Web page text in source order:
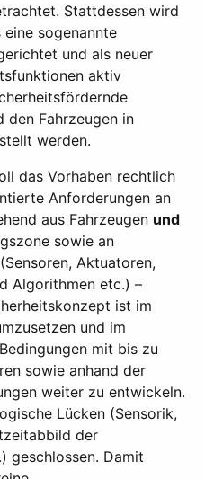
Stattdessen wird
sogenannte
und als neuer
aktiv
den Fahrzeugen in
werden.
das Vorhaben rechtlich
Anforderungen an
aus Fahrzeugen und
sowie an
Aktuatoren,
Algorithmen etc.) –
ist im
und im
mit bis zu
sowie anhand der
weiter zu entwickeln.
Lücken (Sensorik,
der
geschlossen. Damit